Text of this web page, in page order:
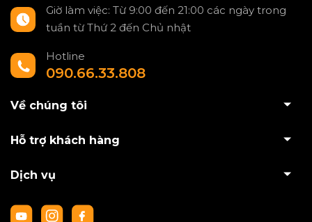
Giờ làm việc: Từ 9:00 đến 21:00 các ngày trong
tuần từ Thứ 2 đến Chủ nhật
Hotline
090.66.33.808
Về chúng tôi
Hỗ trợ khách hàng
Dịch vụ